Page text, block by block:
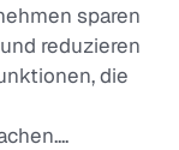
sparen
reduzieren
die